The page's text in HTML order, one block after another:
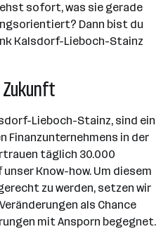
sofort, was sie gerade
Dann bist du
Kalsdorf-Lieboch-Stainz
Zukunft
Lieboch-Stainz, sind ein
Finanzunternehmens in der
täglich 30.000
Know-how. Um diesem
zu werden, setzen wir
als Chance
mit Ansporn begegnet.